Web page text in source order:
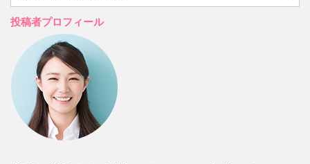
投稿者プロフィール